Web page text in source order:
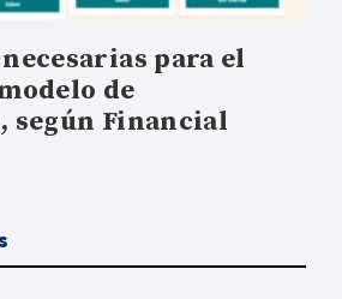
para el
de
según Financial